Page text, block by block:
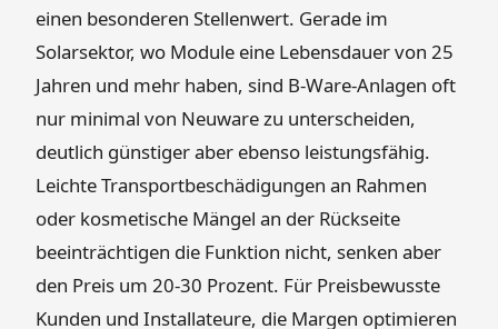
einen besonderen Stellenwert. Gerade im
Solarsektor, wo Module eine Lebensdauer von 25
Jahren und mehr haben, sind B-Ware-Anlagen oft
nur minimal von Neuware zu unterscheiden,
deutlich günstiger aber ebenso leistungsfähig.
Leichte Transportbeschädigungen an Rahmen
oder kosmetische Mängel an der Rückseite
beeinträchtigen die Funktion nicht, senken aber
den Preis um 20-30 Prozent. Für Preisbewusste
Kunden und Installateure, die Margen optimieren